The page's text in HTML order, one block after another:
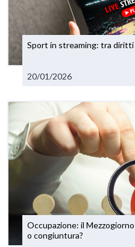
Sport in streaming: tra
20/01/2026
Occupazione: il
o congiuntura?